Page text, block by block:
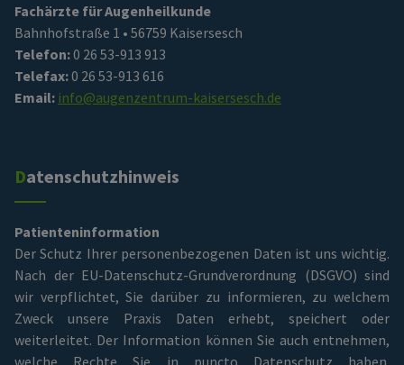
Fachärzte für Augenheilkunde
Bahnhofstraße 1 • 56759 Kaisersesch
Telefon:0 26 53-913 913
Telefax:0 26 53-913 616
Email: info@augenzentrum-kaisersesch.de
Datenschutzhinweis
Patienteninformation
Der Schutz Ihrer personenbezogenen Daten ist uns wichtig.
Nach der EU-Datenschutz-Grundverordnung (DSGVO) sind
wir verpflichtet, Sie darüber zu informieren, zu welchem
Zweck unsere Praxis Daten erhebt, speichert oder
weiterleitet. Der Information können Sie auch entnehmen,